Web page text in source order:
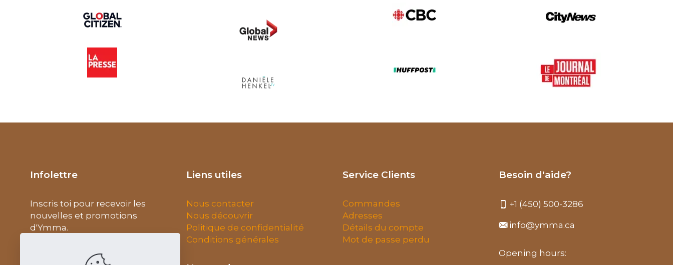
Infolettre
Inscris toi pour recevoir les
nouvelles et promotions
d'Ymma.
Liens utiles
Nous contacter
Nous découvrir
Politique de confidentialité
Conditions générales
Service Clients
Commandes
Adresses
Détails du compte
Mot de passe perdu
Besoin d'aide?
+1 (450) 500-3286
info@ymma.ca
Opening hours: